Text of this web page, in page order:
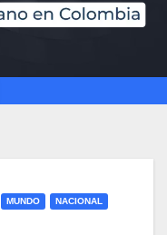
MUNDO NACIONAL